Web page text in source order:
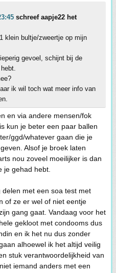
schreef aapje22 het
klein bultje/zweertje op mijn
gevoel, schijnt bij de
ik wil toch wat meer info van
en via andere mensen/fok
kun je beter een paar ballen
ggd/whatever gaan die je
Alsof je broek laten
nou zoveel moeilijker is dan
je gehad hebt.
met een soa test met
of ze er wel of niet eentje
gang gaat. Vandaag voor het
gekloot met condooms dus
en ik het nu dus zonder
alhoewel ik het altijd veilig
stuk verantwoordelijkheid van
iemand anders met een